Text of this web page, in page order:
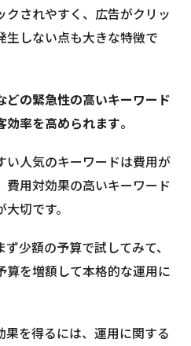
されやすく、広告がクリッ
生しない点も大きな特徴で
の緊急性の高いキーワード
効率を高められます。
い人気のキーワードは費用が
費用対効果の高いキーワード
切です。
少額の予算で試してみて、
算を増額して本格的な運用に
果を得るには、運用に関する